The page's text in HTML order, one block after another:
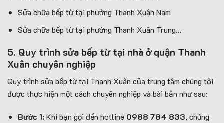
Sửa chữa bếp từ tại phường Thanh Xuân Nam
Sửa chữa bếp từ tại phường Thanh Xuân Trung…
5. Quy trình sửa bếp từ tại nhà ở quận Thanh
Xuân chuyên nghiệp
Quy trình sửa bếp từ tại Thanh Xuân của trung tâm chúng tôi
được thực hiện một cách chuyên nghiệp và bài bản như sau:
Bước 1:Khi bạn gọi đến hotline 0988 784 833, chúng